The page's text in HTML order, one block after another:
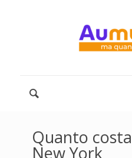
Quanto
New York